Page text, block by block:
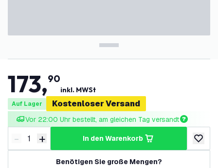
173,90
inkl. MWSt
Auf Lager Kostenloser Versand
Vor 22:00 Uhr bestellt, am gleichen Tag versandt
Menge verringern
- Menge erhöhen
+ in den Warenkorb
zur
Benötigen Sie große Mengen?